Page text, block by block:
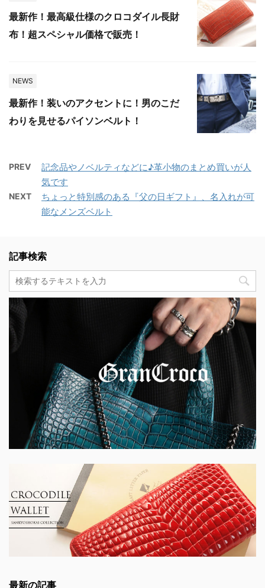
最新作！最高級仕様のクロコダイル長財
布！超スペシャル価格で販売！
NEWS
最新作！装いのアクセントに！男のこだ
わりを見せるパイソンベルト！
PREV
記念品やノベルティなどに♪革小物のまとめ買いが人
気です
NEXT
ちょっと特別感のある『父の日ギフト』、名入れが可
能なメンズベルト
記事検索
最新の記事